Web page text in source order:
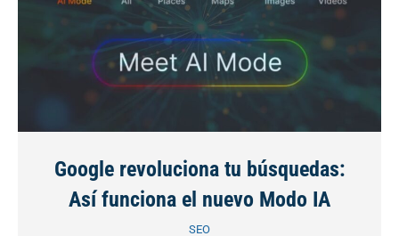
Google revoluciona tu búsquedas:
Así funciona el nuevo Modo IA
SEO